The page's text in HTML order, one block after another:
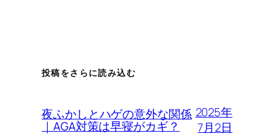
投稿をさらに読み込む
夜ふかしとハゲの意外な関係
｜AGA対策は早寝がカギ？
2025年
7月2日